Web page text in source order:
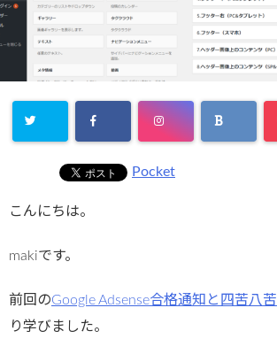
Pocket
こんにちは。
makiです。
前回のGoogle Adsense合格通知と四苦八苦
り学びました。